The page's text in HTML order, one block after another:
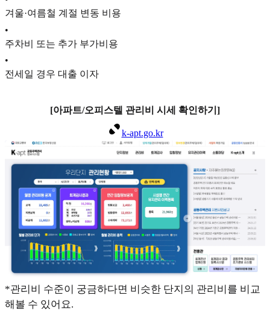
겨울·여름철 계절 변동 비용
•
주차비 또는 추가 부가비용
•
전세일 경우 대출 이자
[아파트/오피스텔 관리비 시세 확인하기]
k-apt.go.kr
*관리비 수준이 궁금하다면 비슷한 단지의 관리비를 비교
해볼 수 있어요.